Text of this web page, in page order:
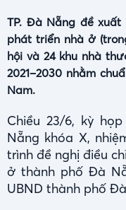
TP. Đà Nẵng đề
phát triển nhà ở
hội và 24 khu nhà
2021–2030 nhằm
Nam.
Chiều 23/6, kỳ
Nẵng khóa X,
trình đề nghị điều
ở thành phố Đà
UBND thành phố